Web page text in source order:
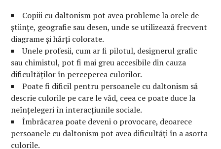
Copiii cu daltonism pot avea probleme la orele de
științe, geografie sau desen, unde se utilizează frecvent
diagrame și hărți colorate.
Unele profesii, cum ar fi pilotul, designerul grafic
sau chimistul, pot fi mai greu accesibile din cauza
dificultăților în perceperea culorilor.
Poate fi dificil pentru persoanele cu daltonism să
descrie culorile pe care le văd, ceea ce poate duce la
neînțelegeri în interacțiunile sociale.
Îmbrăcarea poate deveni o provocare, deoarece
persoanele cu daltonism pot avea dificultăți în a asorta
culorile.